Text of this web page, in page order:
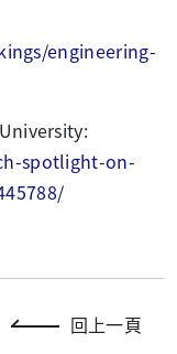
engineering-
spotlight-on-
回上一頁